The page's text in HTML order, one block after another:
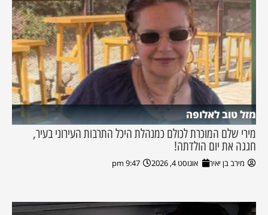
מזל טוב לאלופה
מירי שלם המוכרת לכולם כמנהלת היכל התרבות העירוני בעיר,
חגגה את יום הולדתה!
מירב בן יאיר אוגוסט 4, 2026 9:47 pm